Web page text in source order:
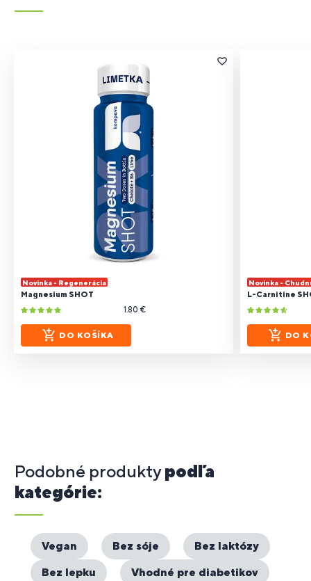
Novinka - Regenerácia
Magnesium SHOT
1.80 €
DO KOŠÍKA
Novinka -
L-Carnitine
DO
Podobné produktypodľa
kategórie:
Vegan Bez sóje
Bez laktózy
Bez lepku
Vhodné pre diabetikov